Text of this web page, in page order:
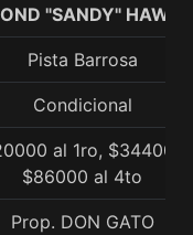
"SANDY"
Pista Barrosa
Condicional
al 1ro,
$86000 al 4to
Prop. DON GATO